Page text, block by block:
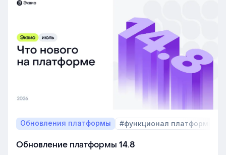
Обновления платформы #функционал платформы
Обновление платформы 14.8